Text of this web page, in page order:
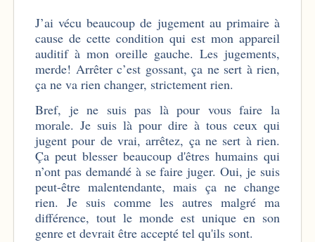
J’ai vécu beaucoup de jugement au primaire à
cause de cette condition qui est mon appareil
auditif à mon oreille gauche. Les jugements,
merde! Arrêter c’est gossant, ça ne sert à rien,
ça ne va rien changer, strictement rien.
Bref, je ne suis pas là pour vous faire la
morale. Je suis là pour dire à tous ceux qui
jugent pour de vrai, arrêtez, ça ne sert à rien.
Ça peut blesser beaucoup d'êtres humains qui
n’ont pas demandé à se faire juger. Oui, je suis
peut-être malentendante, mais ça ne change
rien. Je suis comme les autres malgré ma
différence, tout le monde est unique en son
genre et devrait être accepté tel qu'ils sont.